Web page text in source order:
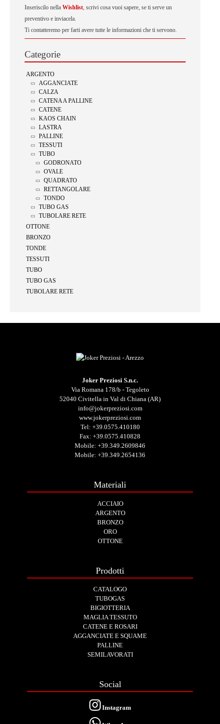
Inseriscilo nella Wishlist, scrivi cosa vuoi sapere, se ti serve un
preventivo e inviacela.
Ti contatteremo per farti avere tutte le informazioni che ti servono.
Categorie
ARGENTO
AGGANCIATE
CALZA
CATENA A PALLINE
CATENE
KAOS CHAIN
LASTRA
PALLINE
TESSUTI
TUBO
GODRONATO
OVALE
QUADRATO
RETTANGOLARE
TONDO
TUBO GAS
TUBOLARE RETE
OTTONE
BRONZO
TONDE
TESSUTI
TUBO
TUBO GAS
TUBOLARE RETE
Joker Preziosi S.n.c.
Via Romana 178/b - Tegoleto
52040 Civitella in Val di Chiana (AR)
info@jokerpreziosi.com
www.jokerpreziosi.com
Tel: +39.0575.410180
Fax: +39.0575.410828
Mobile: +39.349.2609846
Mobile: +39.349.2654136
Materiali
ACCIAIO
ARGENTO
BRONZO
ORO
OTTONE
Prodotti
CATALOGO
TUBOGAS
BIGIOTTERIA
MAGLIA TESSUTO
CATENE E ROSARI
AGGANCIATE E SQUAME
PALLINE
SEMILAVORATI
Social
Instagram